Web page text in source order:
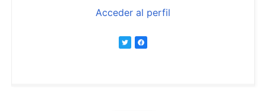
Acceder al perfil